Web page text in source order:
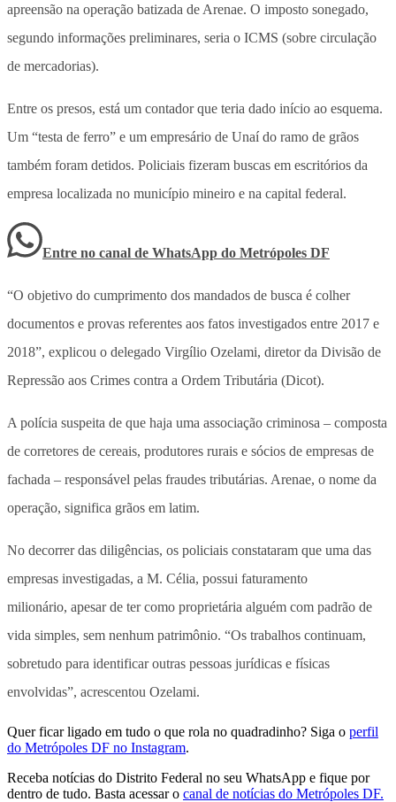
apreensão na operação batizada de Arenae. O imposto sonegado,
segundo informações preliminares, seria o ICMS (sobre circulação
de mercadorias).
Entre os presos, está um contador que teria dado início ao esquema.
Um “testa de ferro” e um empresário de Unaí do ramo de grãos
também foram detidos. Policiais fizeram buscas em escritórios da
empresa localizada no município mineiro e na capital federal.
Entre no canal de WhatsApp do Metrópoles DF
“O objetivo do cumprimento dos mandados de busca é colher
documentos e provas referentes aos fatos investigados entre 2017 e
2018”, explicou o delegado Virgílio Ozelami, diretor da Divisão de
Repressão aos Crimes contra a Ordem Tributária (Dicot).
A polícia suspeita de que haja uma associação criminosa – composta
de corretores de cereais, produtores rurais e sócios de empresas de
fachada – responsável pelas fraudes tributárias. Arenae, o nome da
operação, significa grãos em latim.
No decorrer das diligências, os policiais constataram que uma das
empresas investigadas, a M. Célia, possui faturamento
milionário, apesar de ter como proprietária alguém com padrão de
vida simples, sem nenhum patrimônio. “Os trabalhos continuam,
sobretudo para identificar outras pessoas jurídicas e físicas
envolvidas”, acrescentou Ozelami.
Quer ficar ligado em tudo o que rola no quadradinho? Siga o perfil
do Metrópoles DF no Instagram.
Receba notícias do Distrito Federal no seu WhatsApp e fique por
dentro de tudo. Basta acessar o canal de notícias do Metrópoles DF.